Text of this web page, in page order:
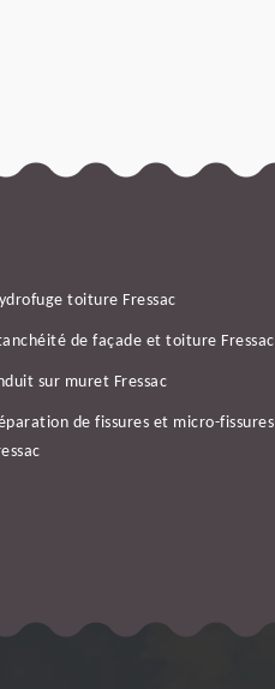
toiture Fressac
de façade et toiture Fressac
sur muret Fressac
de fissures et micro-fissures